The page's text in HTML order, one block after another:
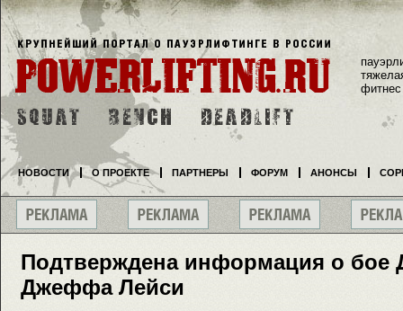
Подтверждена информация о бое
Джеффа Лейси
фитнес
НОВОСТИ О ПРОЕКТЕ ПАРТНЕРЫ ФОРУМ АНОНСЫ